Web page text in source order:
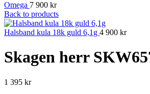
Omega 7 900 kr
Back to products
Halsband kula 18k guld 6,1g 4 900 kr
Skagen herr
1 395 kr